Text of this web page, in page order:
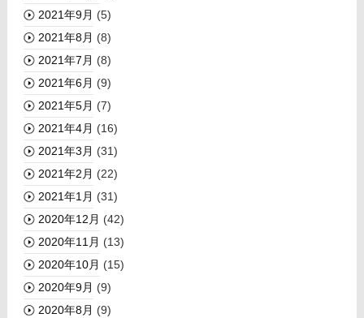
2021年9月 (5)
2021年8月 (8)
2021年7月 (8)
2021年6月 (9)
2021年5月 (7)
2021年4月 (16)
2021年3月 (31)
2021年2月 (22)
2021年1月 (31)
2020年12月 (42)
2020年11月 (13)
2020年10月 (15)
2020年9月 (9)
2020年8月 (9)